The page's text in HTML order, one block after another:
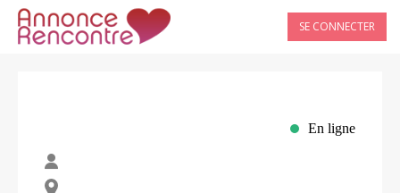
SE CONNECTER
En ligne